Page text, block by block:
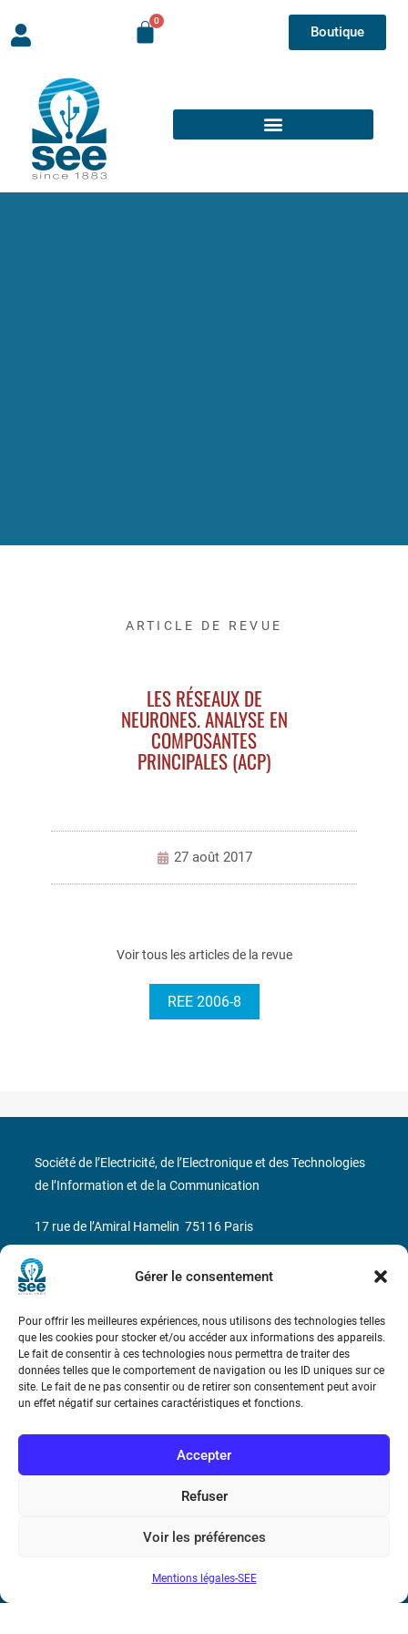
Gérer le consentement
Pour offrir les meilleures expériences, nous utilisons des technologies telles
que les cookies pour stocker et/ou accéder aux informations des appareils.
Le fait de consentir à ces technologies nous permettra de traiter des
données telles que le comportement de navigation ou les ID uniques sur ce
site. Le fait de ne pas consentir ou de retirer son consentement peut avoir
un effet négatif sur certaines caractéristiques et fonctions.
Accepter
Refuser
Voir les préférences
Mentions légales-SEE
Boutique
ARTICLE DE REVUE
LES RÉSEAUX DE
NEURONES. ANALYSE EN
COMPOSANTES
PRINCIPALES (ACP)
27 août 2017
Voir tous les articles de la revue
REE 2006-8
Bicentenaire des découvertes d’André-
Marie Ampère
Conditions Générales de Vente
Mentions légales
Société de l’Electricité, de l’Electronique et des Technologies
de l’Information et de la Communication
17 rue de l’Amiral Hamelin 75116 Paris
Métro : « Boissière » Ligne 6 et « Iéna » Ligne 9
N° de SIREN : 785 393 232, Code APE : 9412Z TVA intra-
communautaire : FR44 785 393 232